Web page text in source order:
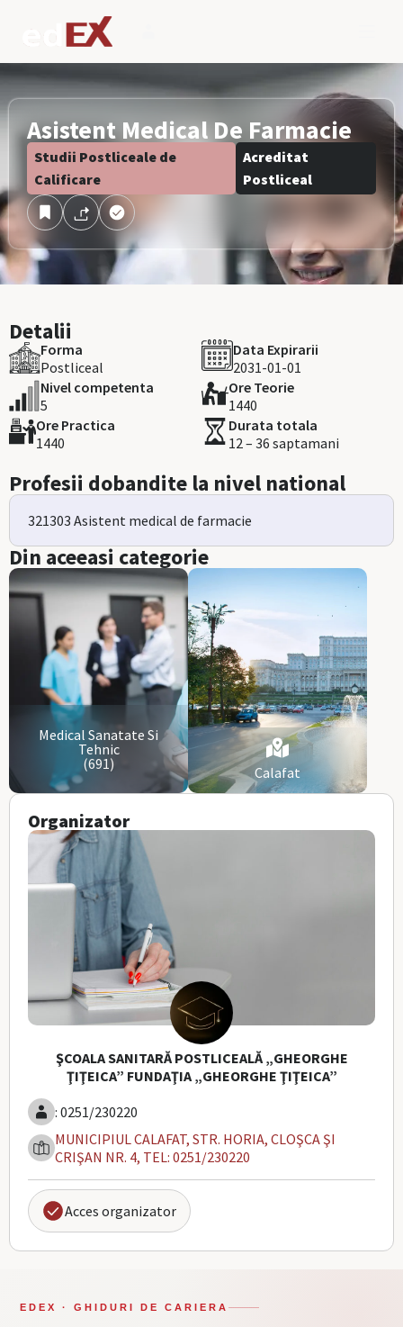
Asistent Medical De Farmacie
Studii Postliceale de
Calificare
Acreditat
Postliceal
Organizator
ŞCOALA SANITARĂ POSTLICEALĂ „GHEORGHE
ŢIŢEICA” FUNDAŢIA „GHEORGHE ŢIŢEICA”
: 0251/230220
MUNICIPIUL CALAFAT, STR. HORIA, CLOŞCA ŞI
CRIŞAN NR. 4, TEL: 0251/230220
Acces organizator
Detalii
Forma
Postliceal
Data Expirarii
2031-01-01
Nivel competenta
5
Ore Teorie
1440
Ore Practica
1440
Durata totala
12 – 36 saptamani
Profesii dobandite la nivel national
321303 Asistent medical de farmacie
Din aceeasi categorie
Medical Sanatate Si
Tehnic
(691)
Calafat
EDEX · GHIDURI DE CARIERA